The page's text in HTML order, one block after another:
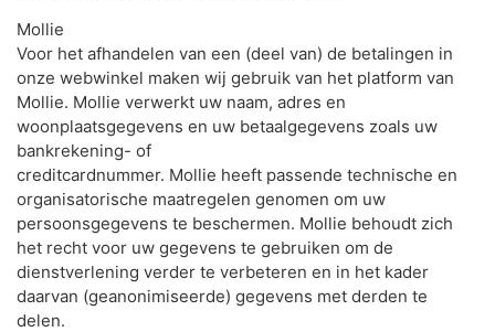
Mollie
Voor het afhandelen van een (deel van) de betalingen in
onze webwinkel maken wij gebruik van het platform van
Mollie. Mollie verwerkt uw naam, adres en
woonplaatsgegevens en uw betaalgegevens zoals uw
bankrekening- of
creditcardnummer. Mollie heeft passende technische en
organisatorische maatregelen genomen om uw
persoonsgegevens te beschermen. Mollie behoudt zich
het recht voor uw gegevens te gebruiken om de
dienstverlening verder te verbeteren en in het kader
daarvan (geanonimiseerde) gegevens met derden te
delen.